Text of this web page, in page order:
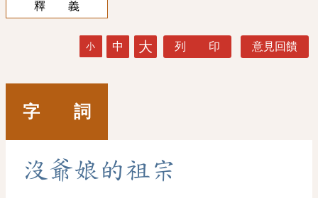
釋 義
小 中 大 列 印 意見回饋
字 詞
沒 爺娘 的祖宗